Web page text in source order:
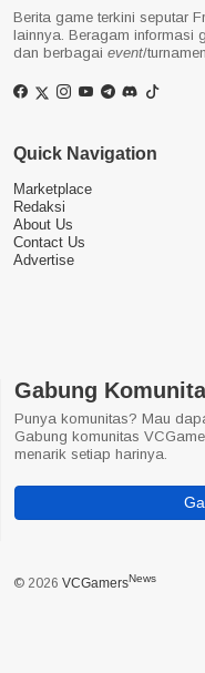
Berita game terkini seputar
lainnya. Beragam informasi
dan berbagai event/
Quick Navigation
Marketplace
Redaksi
About Us
Contact Us
Advertise
Gabung
Punya komunitas? Mau
Gabung komunitas
menarik setiap harinya.
© 2026 VCGamersNews